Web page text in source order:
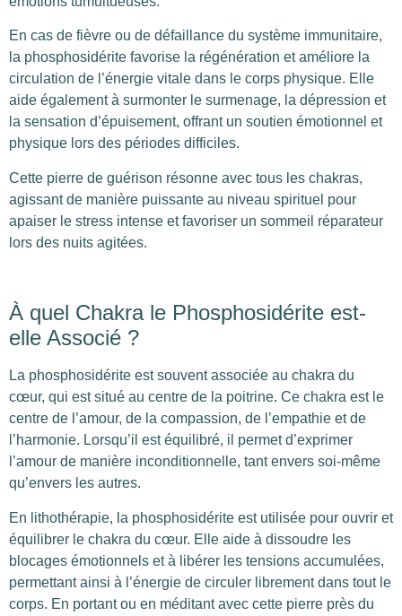
En cas de fièvre ou de défaillance du système immunitaire,
la phosphosidérite favorise la régénération et améliore la
circulation de l’énergie vitale dans le corps physique. Elle
aide également à surmonter le surmenage, la dépression et
la sensation d’épuisement, offrant un soutien émotionnel et
physique lors des périodes difficiles.
Cette pierre de guérison résonne avec tous les chakras,
agissant de manière puissante au niveau spirituel pour
apaiser le stress intense et favoriser un sommeil réparateur
lors des nuits agitées.
À quel Chakra le Phosphosidérite est-
elle Associé ?
La phosphosidérite est souvent associée au chakra du
cœur, qui est situé au centre de la poitrine. Ce chakra est le
centre de l’amour, de la compassion, de l’empathie et de
l’harmonie. Lorsqu’il est équilibré, il permet d’exprimer
l’amour de manière inconditionnelle, tant envers soi-même
qu’envers les autres.
En lithothérapie, la phosphosidérite est utilisée pour ouvrir et
équilibrer le chakra du cœur. Elle aide à dissoudre les
blocages émotionnels et à libérer les tensions accumulées,
permettant ainsi à l’énergie de circuler librement dans tout le
corps. En portant ou en méditant avec cette pierre près du